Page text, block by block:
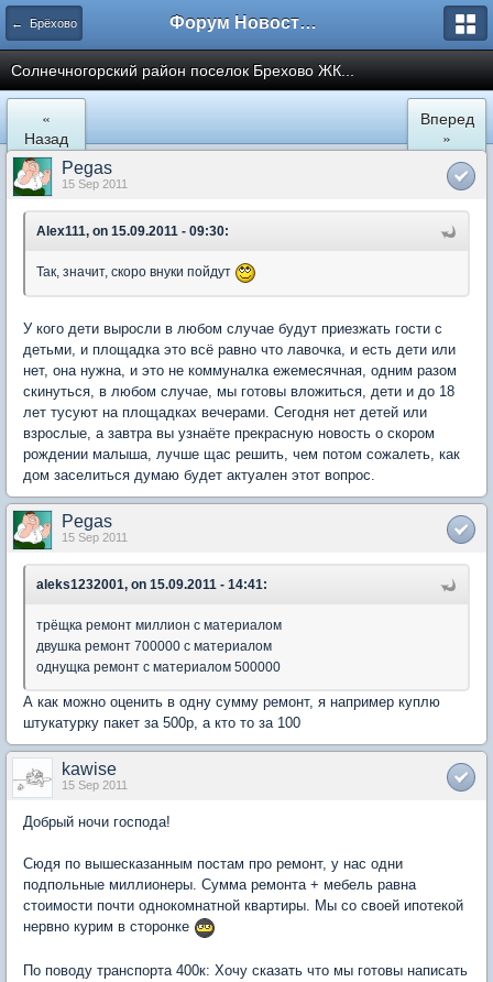
← Брёхово Форум Новостройки
Cолнечногорский район поселок Брехово ЖК...
«
Назад
Вперед
»
Pegas
15 Sep 2011
Alex111, on 15.09.2011 - 09:30:
Так, значит, скоро внуки пойдут
У кого дети выросли в любом случае будут приезжать гости с
детьми, и площадка это всё равно что лавочка, и есть дети или
нет, она нужна, и это не коммуналка ежемесячная, одним разом
скинуться, в любом случае, мы готовы вложиться, дети и до 18
лет тусуют на площадках вечерами. Сегодня нет детей или
взрослые, а завтра вы узнаёте прекрасную новость о скором
рождении малыша, лучше щас решить, чем потом сожалеть, как
дом заселиться думаю будет актуален этот вопрос.
Pegas
15 Sep 2011
aleks1232001, on 15.09.2011 - 14:41:
трёщка ремонт миллион с материалом
двушка ремонт 700000 с материалом
однущка ремонт с материалом 500000
А как можно оценить в одну сумму ремонт, я например куплю
штукатурку пакет за 500р, а кто то за 100
kawise
15 Sep 2011
Добрый ночи господа!
Сюдя по вышесказанным постам про ремонт, у нас одни
подпольные миллионеры. Сумма ремонта + мебель равна
стоимости почти однокомнатной квартиры. Мы со своей ипотекой
нервно курим в сторонке
По поводу транспорта 400к: Хочу сказать что мы готовы написать